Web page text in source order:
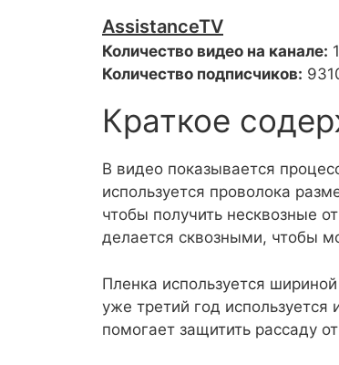
AssistanceTV
Количество видео на канале:
Количество подписчиков:
Краткое
В видео показывается
используется проволока
чтобы получить несквозные
делается сквозными, чтобы
Пленка используется
уже третий год используется
помогает защитить рассаду